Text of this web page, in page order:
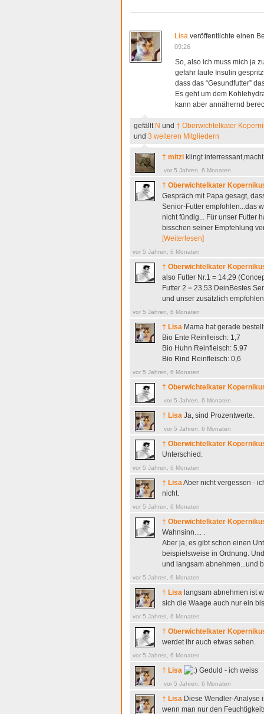
Lisa veröffentlichte einen
09:26
So, also ich muss mich ja
gefahr laufe Insulin
dass das “Gesundfutter”
Es geht um dem
kann aber annähernd
gefällt N und † Oberwichtelkater
und 3 weiteren Mitgliedern
† mitzi klingt
vor 5 Jahren, 6 Monaten
† Oberwichtelkater
Gespräch mit Papa gesagt,
Senior-Futter empfohlen...das
nicht fündig... Für unser Futter
bisschen seiner Empfehlung
[Weiterlesen]
vor 5 Jahren, 6 Monaten
† Oberwichtelkater
also Futter Nr.1 = 14,29
Futter 2 = 23,53 DeinBestes
und unser zusätzlich
vor 5 Jahren, 6 Monaten
† Lisa Mama hat gerade
Bio Ente Reinfleisch: 1,7
Bio Huhn Reinfleisch: 5.97
Bio Rind Reinfleisch: 0,6
vor 5 Jahren, 6 Monaten
† Oberwichtelkater
vor 5 Jahren, 6 Monaten
† Lisa Ja, sind Prozentwerte.
vor 5 Jahren, 6 Monaten
† Oberwichtelkater
Unterschied.
vor 5 Jahren, 6 Monaten
† Lisa Aber nicht vergessen -
nicht.
vor 5 Jahren, 6 Monaten
† Oberwichtelkater
Wahnsinn.... .
Aber ja, es gibt schon einen
beispielsweise in Ordnung.
und langsam abnehmen...und
vor 5 Jahren, 6 Monaten
† Lisa langsam abnehmen ist
sich die Waage auch nur ein
vor 5 Jahren, 6 Monaten
† Oberwichtelkater
werdet ihr auch etwas sehen.
vor 5 Jahren, 6 Monaten
† Lisa Geduld - ich weiss
vor 5 Jahren, 6 Monaten
† Lisa Diese Wendler-Analyse
wenn man nur den